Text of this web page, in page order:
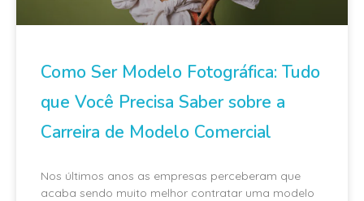
Como Ser Modelo Fotográfica: Tudo
que Você Precisa Saber sobre a
Carreira de Modelo Comercial
Nos últimos anos as empresas perceberam que
acaba sendo muito melhor contratar uma modelo